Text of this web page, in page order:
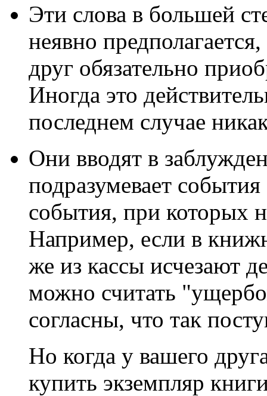
Эти слова в большей
неявно
друг обязательно
Иногда это
последнем случае
Они вводят в
подразумевает
события, при которых
Например, если в
же из кассы исчезают
можно считать
согласны, что так
Но когда у вашего
купить экземпляр